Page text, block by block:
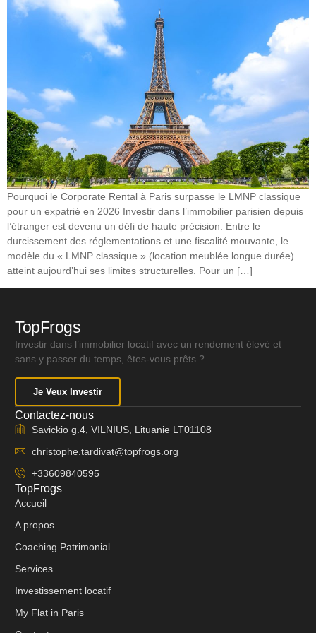
Pourquoi le Corporate Rental à Paris surpasse le LMNP classique
pour un expatrié en 2026 Investir dans l’immobilier parisien depuis
l’étranger est devenu un défi de haute précision. Entre le
durcissement des réglementations et une fiscalité mouvante, le
modèle du « LMNP classique » (location meublée longue durée)
atteint aujourd’hui ses limites structurelles. Pour un […]
TopFrogs
Investir dans l’immobilier locatif avec un rendement élevé et
sans y passer du temps, êtes-vous prêts ?
Je Veux Investir
Contactez-nous
Savickio g.4, VILNIUS, Lituanie LT01108
christophe.tardivat@topfrogs.org
+33609840595
TopFrogs
Accueil
A propos
Coaching Patrimonial
Services
Investissement locatif
My Flat in Paris